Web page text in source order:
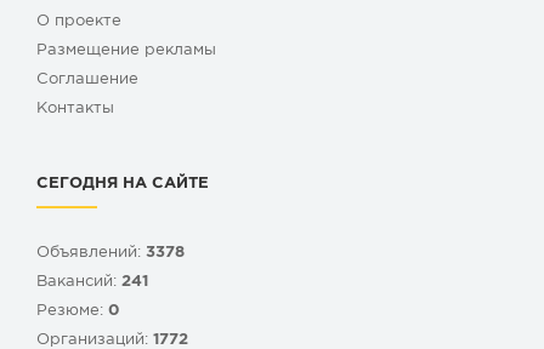
О проекте
Размещение рекламы
Cоглашение
Контакты
СЕГОДНЯ НА САЙТЕ
Объявлений: 3378
Вакансий: 241
Резюме: 0
Организаций: 1772